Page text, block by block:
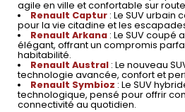
agile en ville et confortable sur
Renault Captur: Le SUV urbain
pour la vie citadine et les
Renault Arkana: Le SUV coupé
élégant, offrant un compromis
habitabilité.
Renault Austral: Le nouveau
technologie avancée, confort et
Renault Symbioz : Le SUV
technologique, pensé pour offrir
connectivité au quotidien.